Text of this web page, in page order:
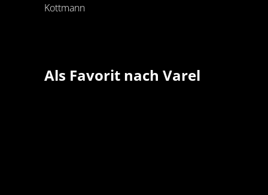
Kottmann
Als Favorit nach Varel